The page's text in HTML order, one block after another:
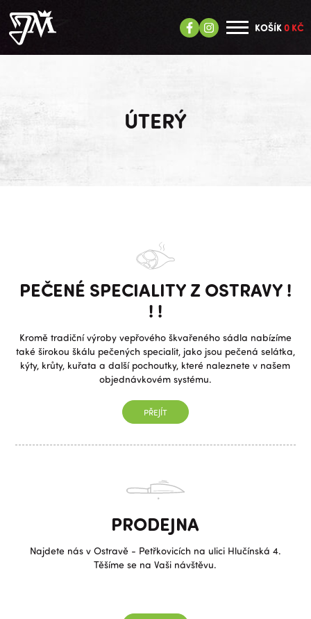
KOŠÍK0 KČ
ÚTERÝ
PEČENÉ SPECIALITY Z OSTRAVY !
! !
Kromě tradiční výroby vepřového škvařeného sádla nabízíme
také širokou škálu pečených specialit, jako jsou pečená selátka,
kýty, krůty, kuřata a další pochoutky, které naleznete v našem
objednávkovém systému.
PŘEJÍT
PRODEJNA
Najdete nás v Ostravě - Petřkovicích na ulici Hlučínská 4.
Těšíme se na Vaši návštěvu.